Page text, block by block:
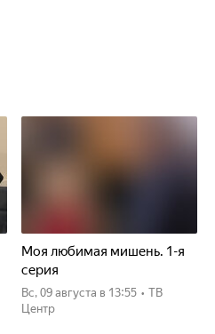
Моя любимая мишень. 1-я
серия
вс, 09 августа в 13:55 • ТВ
Центр